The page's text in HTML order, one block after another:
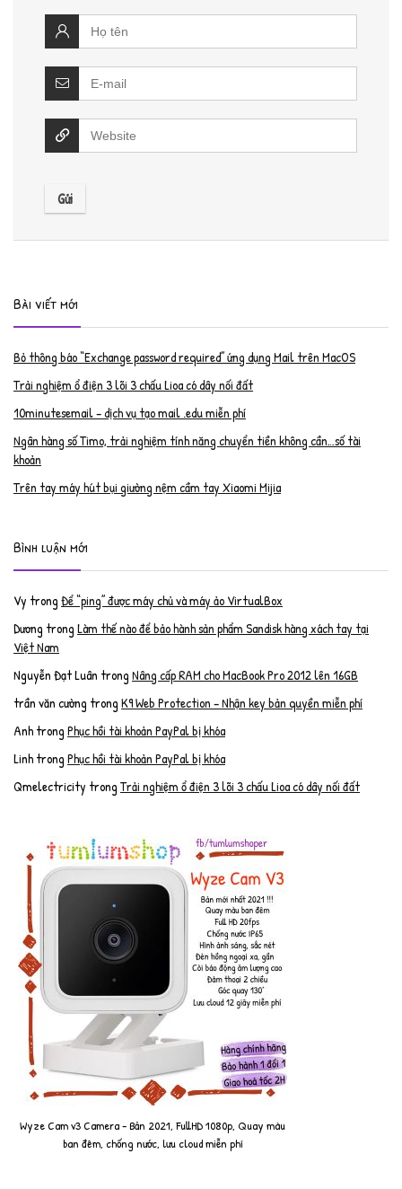
Bài viết mới
Bỏ thông báo “Exchange password required” ứng dụng Mail trên MacOS
Trải nghiệm ổ điện 3 lõi 3 chấu Lioa có dây nối đất
10minutesemail – dịch vụ tạo mail .edu miễn phí
Ngân hàng số Timo, trải nghiệm tính năng chuyển tiền không cần…số tài
khoản
Trên tay máy hút bụi giường nệm cầm tay Xiaomi Mijia
Bình luận mới
Vy trongĐể “ping” được máy chủ và máy ảo VirtualBox
Dương trongLàm thế nào để bảo hành sản phẩm Sandisk hàng xách tay tại
Việt Nam
Nguyễn Đạt Luân trongNâng cấp RAM cho MacBook Pro 2012 lên 16GB
trần văn cường trongK9 Web Protection – Nhận key bản quyền miễn phí
AnhtrongPhục hồi tài khoản PayPal bị khóa
LinhtrongPhục hồi tài khoản PayPal bị khóa
Qmelectricity trongTrải nghiệm ổ điện 3 lõi 3 chấu Lioa có dây nối đất
Wyze Cam v3 Camera - Bản 2021, FullHD 1080p, Quay màu
ban đêm, chống nước, lưu cloud miễn phí